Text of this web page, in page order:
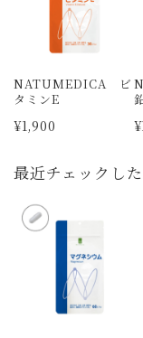
NATUMEDICA ビ
タミンE
¥1,900
最近チェックし